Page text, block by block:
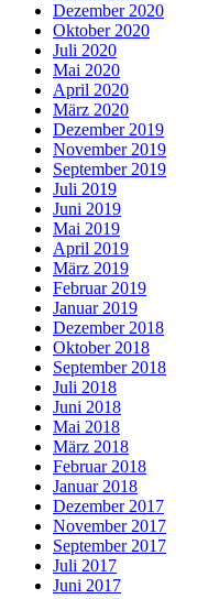
Dezember 2020
Oktober 2020
Juli 2020
Mai 2020
April 2020
März 2020
Dezember 2019
November 2019
September 2019
Juli 2019
Juni 2019
Mai 2019
April 2019
März 2019
Februar 2019
Januar 2019
Dezember 2018
Oktober 2018
September 2018
Juli 2018
Juni 2018
Mai 2018
März 2018
Februar 2018
Januar 2018
Dezember 2017
November 2017
September 2017
Juli 2017
Juni 2017